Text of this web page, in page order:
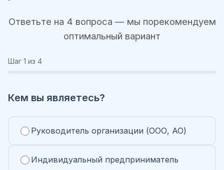
Ответьте на 4 вопроса — мы порекомендуем
оптимальный вариант
Шаг 1 из 4
Кем вы являетесь?
Руководитель организации (ООО, АО)
Индивидуальный предприниматель